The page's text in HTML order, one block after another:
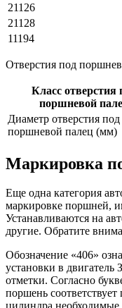
21126
21128
11194
Отверстия под
Класс отверстия
поршневой
Диаметр отверстия под
поршневой палец (мм)
Маркировка
Еще одна категория
маркировке поршней,
Устанавливаются на
другие. Обратите
Обозначение «406»
установки в
отметки. Согласно
поршень